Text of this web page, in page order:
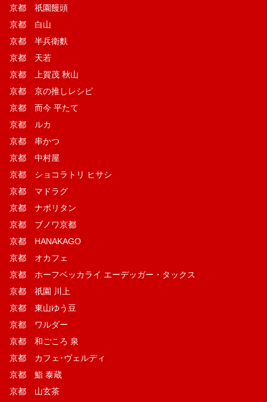
京都 祇園饅頭
京都 白山
京都 半兵衛麩
京都 天若
京都 上賀茂 秋山
京都 京の推しレシピ
京都 而今 平たて
京都 ルカ
京都 串かつ
京都 中村屋
京都 ショコラトリ ヒサシ
京都 マドラグ
京都 ナポリタン
京都 ブノワ京都
京都 HANAKAGO
京都 オカフェ
京都 ホーフベッカライ エーデッガー・タックス
京都 祇園 川上
京都 東山ゆう豆
京都 ワルダー
京都 和ごころ 泉
京都 カフェ･ヴェルディ
京都 鮨 泰蔵
京都 山玄茶